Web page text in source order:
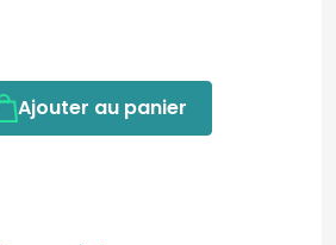
Ajouter au panier